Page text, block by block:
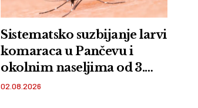
Sistematsko suzbijanje larvi
komaraca u Pančevu i
okolnim naseljima od 3.
avgusta
02.08.2026